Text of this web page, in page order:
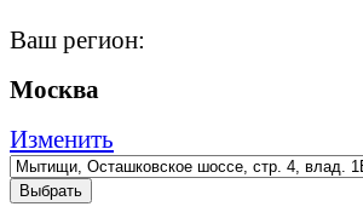
Ваш регион:
Москва
Изменить
Выбрать